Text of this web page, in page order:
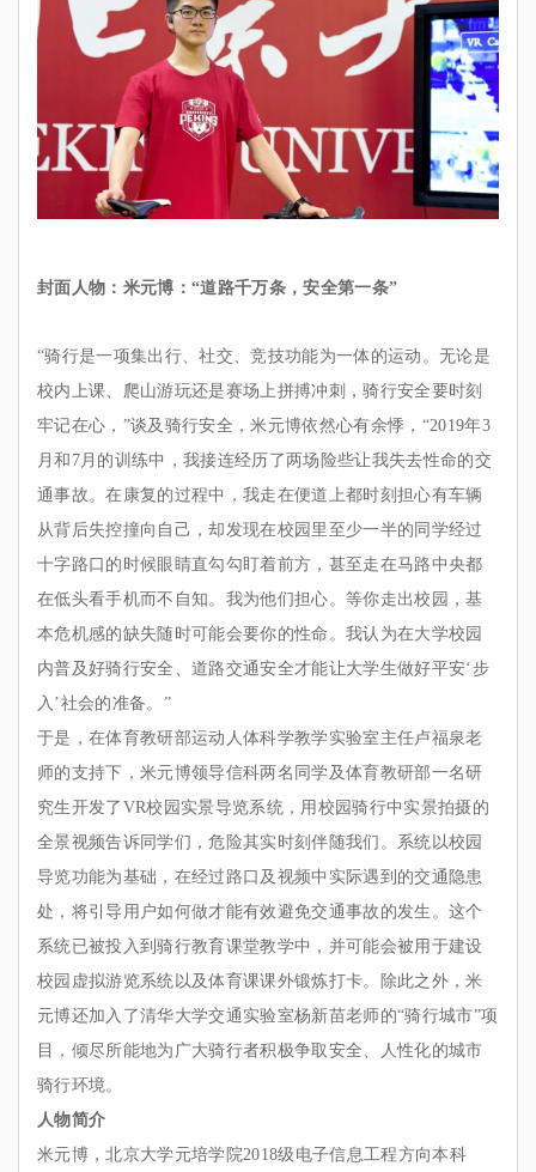
封面人物： 米元博：“道路千万条，安全第一条”
“骑行是一项集出行、社交、竞技功能为一体的运动。无论是
校内上课、爬山游玩还是赛场上拼搏冲刺，骑行安全要时刻
牢记在心，”谈及骑行安全，米元博依然心有余悸，“2019年3
月和7月的训练中，我接连经历了两场险些让我失去性命的交
通事故。在康复的过程中，我走在便道上都时刻担心有车辆
从背后失控撞向自己，却发现在校园里至少一半的同学经过
十字路口的时候眼睛直勾勾盯着前方，甚至走在马路中央都
在低头看手机而不自知。我为他们担心。等你走出校园，基
本危机感的缺失随时可能会要你的性命。我认为在大学校园
内普及好骑行安全、道路交通安全才能让大学生做好平安‘步
入’社会的准备。”
于是，在体育教研部运动人体科学教学实验室主任卢福泉老
师的支持下，米元博领导信科两名同学及体育教研部一名研
究生开发了VR校园实景导览系统，用校园骑行中实景拍摄的
全景视频告诉同学们，危险其实时刻伴随我们。系统以校园
导览功能为基础，在经过路口及视频中实际遇到的交通隐患
处，将引导用户如何做才能有效避免交通事故的发生。这个
系统已被投入到骑行教育课堂教学中，并可能会被用于建设
校园虚拟游览系统以及体育课课外锻炼打卡。除此之外，米
元博还加入了清华大学交通实验室杨新苗老师的“骑行城市”项
目，倾尽所能地为广大骑行者积极争取安全、人性化的城市
骑行环境。
人物简介
米元博，北京大学元培学院2018级电子信息工程方向本科